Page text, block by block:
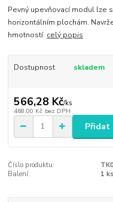
Pevný upevňovací modul lze
horizontálním plochám.
hmotností. celý popis
Dostupnost skladem
566,28 Kč/ks
468,00 Kč bez DPH
Přidat
Číslo produktu:
Balení:
1 ks